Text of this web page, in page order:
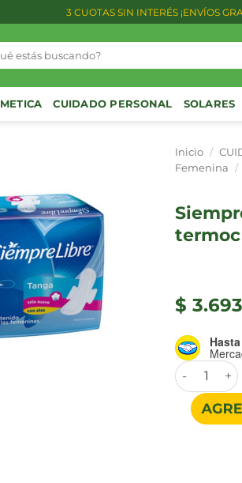
3 CUOTAS SIN INTERÉS ¡ENVÍOS
CUIDADO PERSONAL SOLARES
Inicio /
Femenina /
siempre l tanga suave
$
SIEMPRE L